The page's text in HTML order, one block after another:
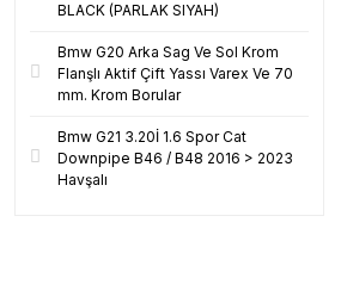
BLACK (PARLAK SIYAH)
Bmw G20 Arka Sag Ve Sol Krom
Flanşlı Aktif Çift Yassı Varex Ve 70
mm. Krom Borular
Bmw G21 3.20İ 1.6 Spor Cat
Downpipe B46 / B48 2016 > 2023
Havşalı